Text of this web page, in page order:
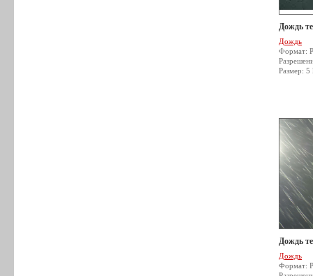
Дождь
Дождь
Формат:
Размер: 5
Дождь
Дождь
Формат: